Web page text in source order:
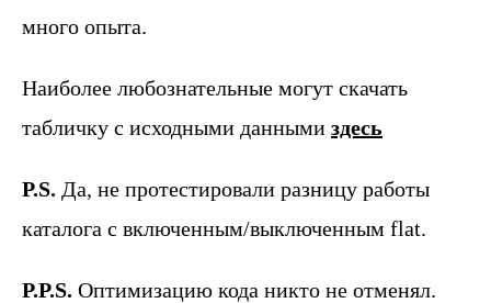
много опыта.
Наиболее любознательные могут скачать
табличку с исходными данными здесь
P.S. Да, не протестировали разницу работы
каталога с включенным/выключенным flat.
P.P.S. Оптимизацию кода никто не отменял.